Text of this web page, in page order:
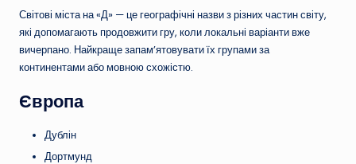
Світові міста на «Д» — це географічні назви з різних частин світу,
які допомагають продовжити гру, коли локальні варіанти вже
вичерпано. Найкраще запам’ятовувати їх групами за
континентами або мовною схожістю.
Європа
Дублін
Дортмунд